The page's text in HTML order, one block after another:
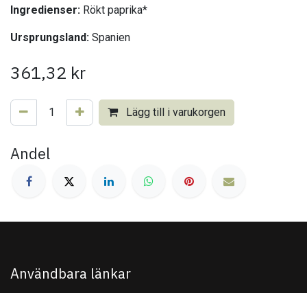
Ingredienser: Rökt paprika*
Ursprungsland: Spanien
361,32 kr
Lägg till i varukorgen
Andel
Användbara länkar